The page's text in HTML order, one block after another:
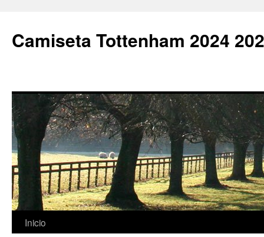
Camiseta Tottenham 2024
Saltar
Inicio